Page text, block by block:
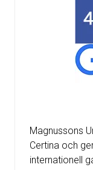
Magnussons
Certina och
internationell